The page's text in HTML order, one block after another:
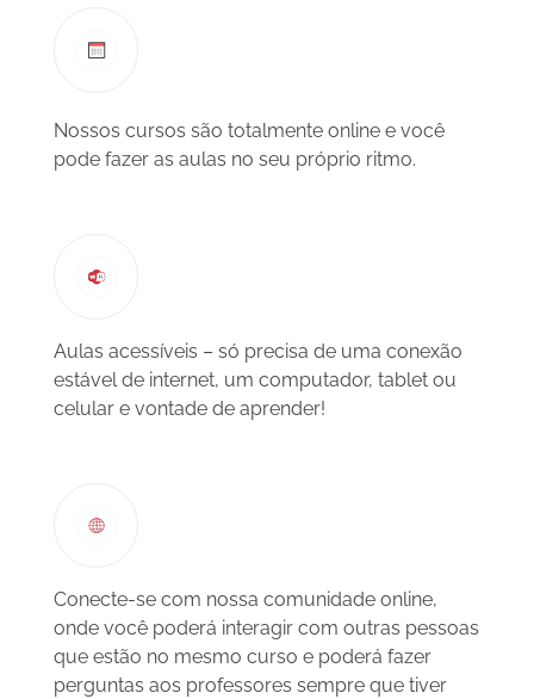
Nossos cursos são totalmente online e você
pode fazer as aulas no seu próprio ritmo.
Aulas acessíveis – só precisa de uma conexão
estável de internet, um computador, tablet ou
celular e vontade de aprender!
Conecte-se com nossa comunidade online,
onde você poderá interagir com outras pessoas
que estão no mesmo curso e poderá fazer
perguntas aos professores sempre que tiver